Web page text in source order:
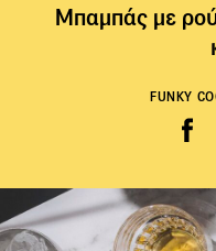
Μπαμπάς με
FUNKY